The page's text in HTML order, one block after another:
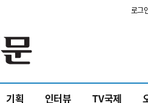
로그
기획 인터뷰 TV국제